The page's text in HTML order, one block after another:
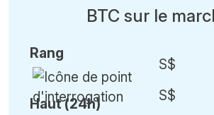
BTC sur le
Rang
Haut (24h)
S$
S$